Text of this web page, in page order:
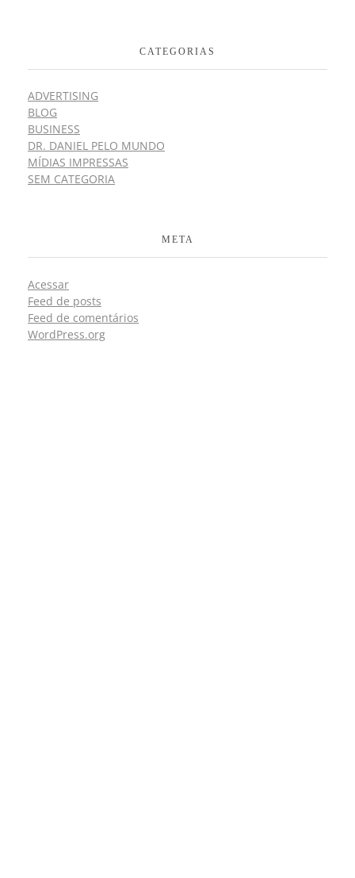
CATEGORIAS
ADVERTISING
BLOG
BUSINESS
DR. DANIEL PELO MUNDO
MÍDIAS IMPRESSAS
SEM CATEGORIA
META
Acessar
Feed de posts
Feed de comentários
WordPress.org